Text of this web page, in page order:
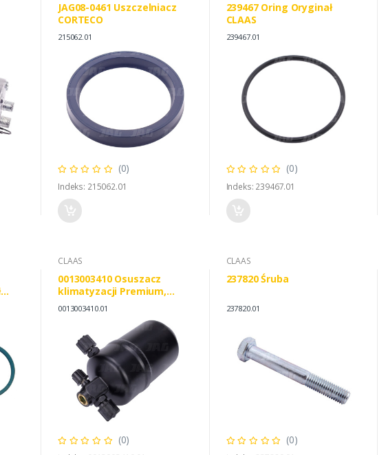
JAG08-0461 Uszczelniacz
CORTECO
215062.01
(0)
Indeks: 215062.01
239467 Oring Oryginał
CLAAS
239467.01
(0)
Indeks: 239467.01
CLAAS
0013003410 Osuszacz
klimatyzacji Premium,
CLAAS 0013003410
CATERPILLAR 1969083
0013003410.01
(0)
CLAAS
237820 Śruba
237820.01
(0)